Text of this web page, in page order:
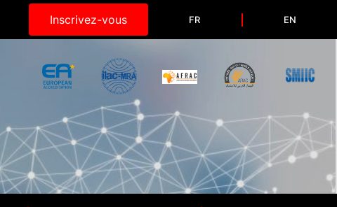
Inscrivez-vous FR EN